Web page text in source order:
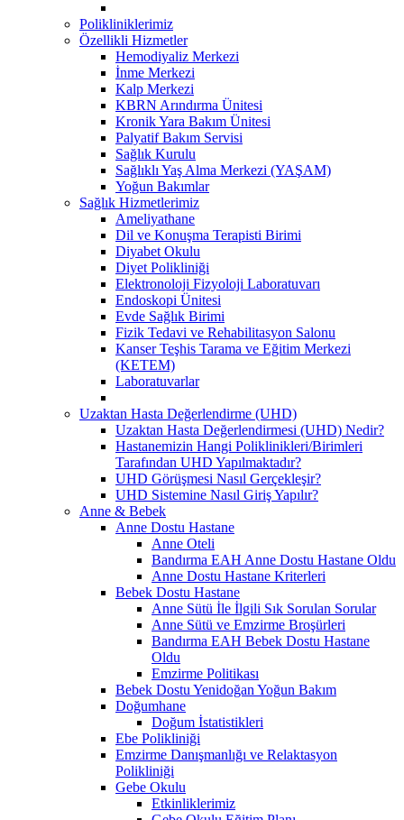
Polikliniklerimiz
Özellikli Hizmetler
Hemodiyaliz Merkezi
İnme Merkezi
Kalp Merkezi
KBRN Arındırma Ünitesi
Kronik Yara Bakım Ünitesi
Palyatif Bakım Servisi
Sağlık Kurulu
Sağlıklı Yaş Alma Merkezi (YAŞAM)
Yoğun Bakımlar
Sağlık Hizmetlerimiz
Ameliyathane
Dil ve Konuşma Terapisti Birimi
Diyabet Okulu
Diyet Polikliniği
Elektronoloji Fizyoloji Laboratuvarı
Endoskopi Ünitesi
Evde Sağlık Birimi
Fizik Tedavi ve Rehabilitasyon Salonu
Kanser Teşhis Tarama ve Eğitim Merkezi
(KETEM)
Laboratuvarlar
Uzaktan Hasta Değerlendirme (UHD)
Uzaktan Hasta Değerlendirmesi (UHD) Nedir?
Hastanemizin Hangi Poliklinikleri/Birimleri
Tarafından UHD Yapılmaktadır?
UHD Görüşmesi Nasıl Gerçekleşir?
UHD Sistemine Nasıl Giriş Yapılır?
Anne & Bebek
Anne Dostu Hastane
Anne Oteli
Bandırma EAH Anne Dostu Hastane Oldu
Anne Dostu Hastane Kriterleri
Bebek Dostu Hastane
Anne Sütü İle İlgili Sık Sorulan Sorular
Anne Sütü ve Emzirme Broşürleri
Bandırma EAH Bebek Dostu Hastane
Oldu
Emzirme Politikası
Bebek Dostu Yenidoğan Yoğun Bakım
Doğumhane
Doğum İstatistikleri
Ebe Polikliniği
Emzirme Danışmanlığı ve Relaktasyon
Polikliniği
Gebe Okulu
Etkinliklerimiz